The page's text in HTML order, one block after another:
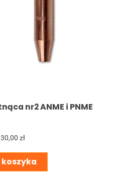
nr2 ANME i PNME
30,00 zł
koszyka